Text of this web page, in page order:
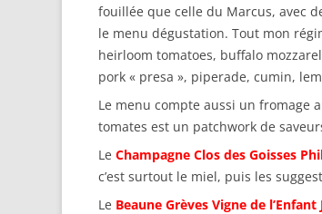
fouillée que celle du Marcus, avec
le menu dégustation. Tout mon
heirloom tomatoes, buffalo
pork « presa », piperade, cumin,
Le menu compte aussi un fromage
tomates est un patchwork de
Le Champagne Clos des Goisses
c’est surtout le miel, puis les
Le Beaune Grèves Vigne de